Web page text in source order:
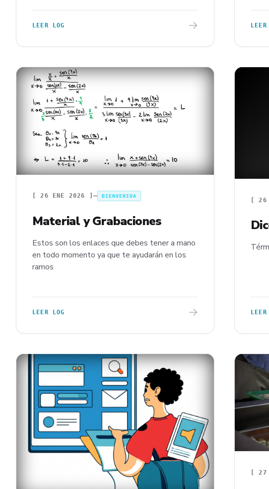
LEER LOG
[26 ENE 2026 ] BIENVENIDA
Material y Grabaciones
Estos son los enlaces que debes tener a mano
en todo momento ya que te ayudarán en los
ramos
LEER LOG
[ 26
[ 27